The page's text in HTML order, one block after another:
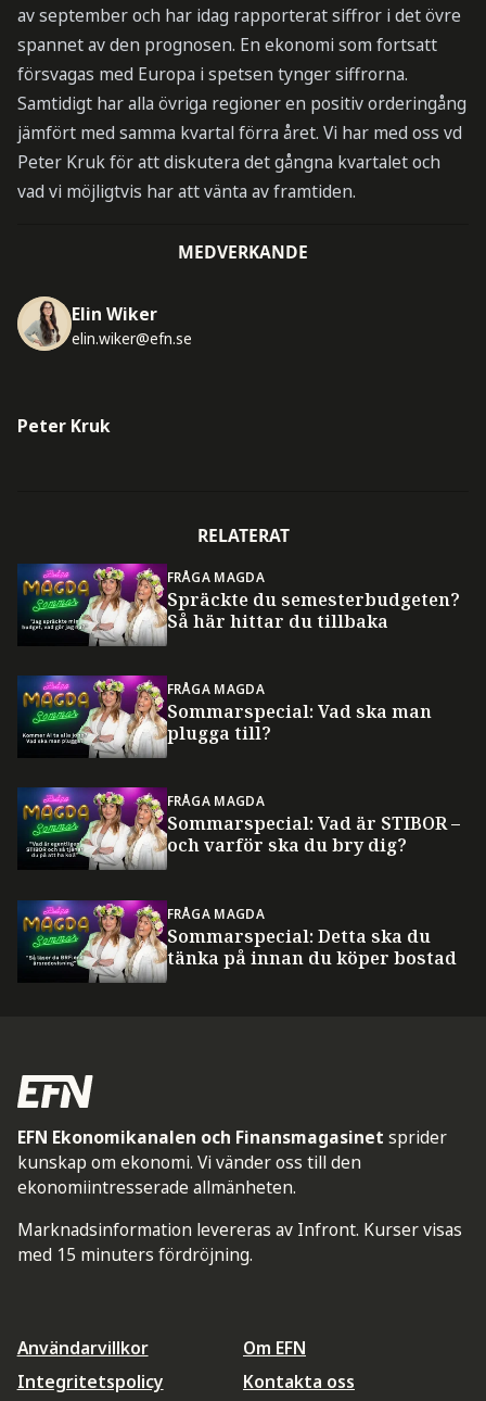
av september och har idag rapporterat siffror i det övre
spannet av den prognosen. En ekonomi som fortsatt
försvagas med Europa i spetsen tynger siffrorna.
Samtidigt har alla övriga regioner en positiv orderingång
jämfört med samma kvartal förra året. Vi har med oss vd
Peter Kruk för att diskutera det gångna kvartalet och
vad vi möjligtvis har att vänta av framtiden.
MEDVERKANDE
Elin Wiker
elin.wiker@efn.se
Peter Kruk
RELATERAT
FRÅGA MAGDA
Spräckte du semesterbudgeten?
Så här hittar du tillbaka
FRÅGA MAGDA
Sommarspecial: Vad ska man
plugga till?
FRÅGA MAGDA
Sommarspecial: Vad är STIBOR –
och varför ska du bry dig?
FRÅGA MAGDA
Sommarspecial: Detta ska du
tänka på innan du köper bostad
EFN Ekonomikanalen och Finansmagasinet sprider
kunskap om ekonomi. Vi vänder oss till den
ekonomiintresserade allmänheten.
Marknadsinformation levereras av Infront. Kurser visas
med 15 minuters fördröjning.
Användarvillkor
Integritetspolicy
Om EFN
Kontakta oss